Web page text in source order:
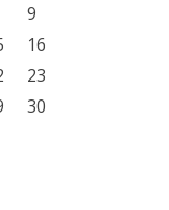
9
16
23
30